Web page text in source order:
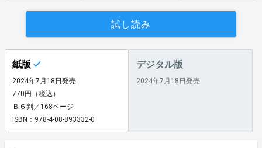
試し読み
紙版
2024年7月18日発売
770円（税込）
Ｂ６判／168ページ
ISBN：978-4-08-893332-0
デジタル版
2024年7月18日発売